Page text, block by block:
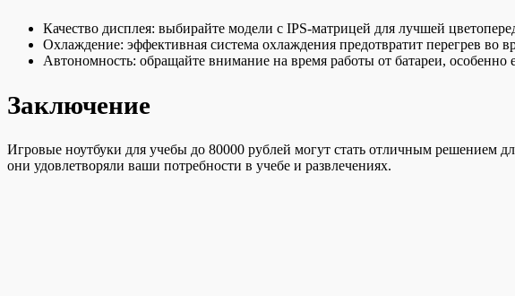
Качество дисплея: выбирайте модели с IPS-матрицей для лучшей
Охлаждение: эффективная система охлаждения предотвратит перегрев во
Автономность: обращайте внимание на время работы от батареи, особенно
Заключение
Игровые ноутбуки для учебы до 80000 рублей могут стать отличным решением
они удовлетворяли ваши потребности в учебе и развлечениях.